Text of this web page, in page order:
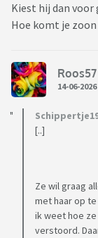
Kiest hij dan voor
Hoe komt je zoon
Roos57
14-06-2026
[..]
Ze wil graag
met haar op
ik weet hoe
verstoord.